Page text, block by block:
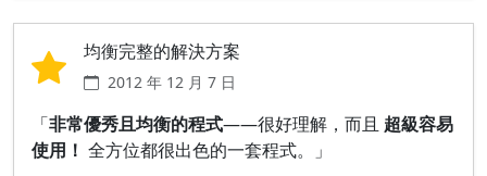
均衡完整的解決方案
2012 年 12 月 7 日
「非常優秀且均衡的程式——很好理解，而且 超級容易
使用！ 全方位都很出色的一套程式。」